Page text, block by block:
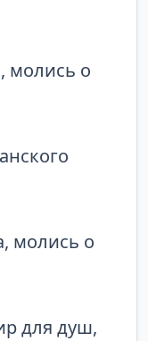
молись о
молись о
для душ,